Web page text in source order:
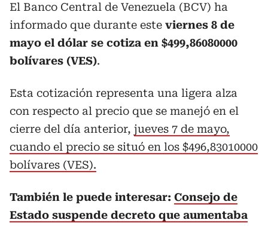
El Banco Central de Venezuela (BCV) ha
informado que durante este viernes 8 de
mayo el dólar se cotiza en $499,86080000
bolívares (VES).
Esta cotización representa una ligera alza
con respecto al precio que se manejó en el
cierre del día anterior, jueves 7 de mayo,
cuando el precio se situó en los $496,83010000
bolívares (VES).
También le puede interesar: Consejo de
Estado suspende decreto que aumentaba